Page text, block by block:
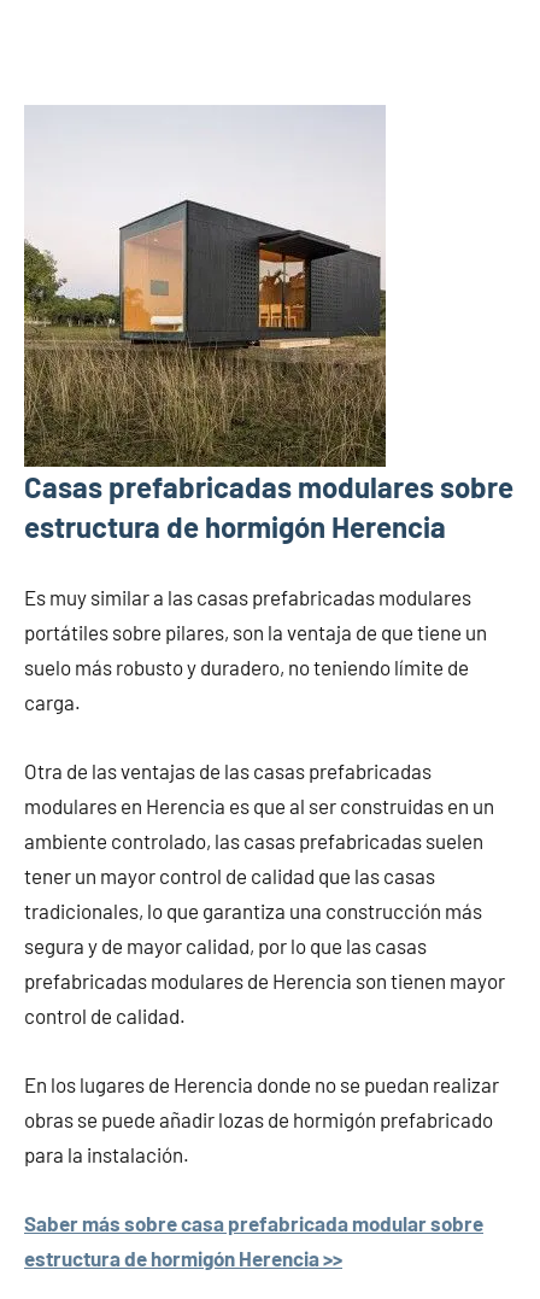
Casas prefabricadas modulares sobre
estructura de hormigón Herencia
Es muy similar a las casas prefabricadas modulares
portátiles sobre pilares, son la ventaja de que tiene un
suelo más robusto y duradero, no teniendo límite de
carga.
Otra de las ventajas de las casas prefabricadas
modulares en Herencia es que al ser construidas en un
ambiente controlado, las casas prefabricadas suelen
tener un mayor control de calidad que las casas
tradicionales, lo que garantiza una construcción más
segura y de mayor calidad, por lo que las casas
prefabricadas modulares de Herencia son tienen mayor
control de calidad.
En los lugares de Herencia donde no se puedan realizar
obras se puede añadir lozas de hormigón prefabricado
para la instalación.
Saber más sobre casa prefabricada modular sobre
estructura de hormigón Herencia >>